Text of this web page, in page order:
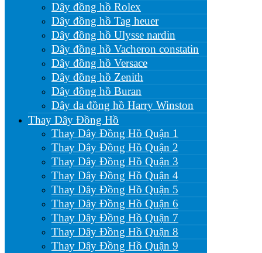
Dây đồng hồ Rolex
Dây đồng hồ Tag heuer
Dây đồng hồ Ulysse nardin
Dây đồng hồ Vacheron constatin
Dây đồng hồ Versace
Dây đồng hồ Zenith
Dây đồng hồ Buran
Dây da đồng hồ Harry Winston
Thay Dây Đồng Hồ
Thay Dây Đồng Hồ Quận 1
Thay Dây Đồng Hồ Quận 2
Thay Dây Đồng Hồ Quận 3
Thay Dây Đồng Hồ Quận 4
Thay Dây Đồng Hồ Quận 5
Thay Dây Đồng Hồ Quận 6
Thay Dây Đồng Hồ Quận 7
Thay Dây Đồng Hồ Quận 8
Thay Dây Đồng Hồ Quận 9